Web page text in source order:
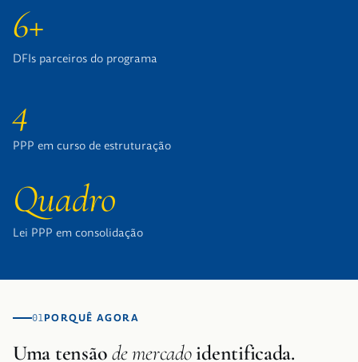
6+
DFIs parceiros do programa
4
PPP em curso de estruturação
Quadro
Lei PPP em consolidação
01 PORQUÊ AGORA
Uma tensãode mercadoidentificada.